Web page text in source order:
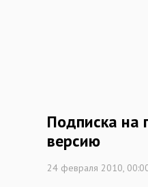
Подписка на
версию
24 февраля 2010,